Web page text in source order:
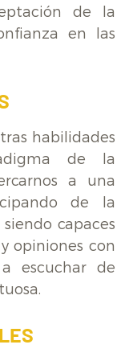
de la
en las
habilidades
de la
a una
de la
capaces
opiniones con
escuchar de